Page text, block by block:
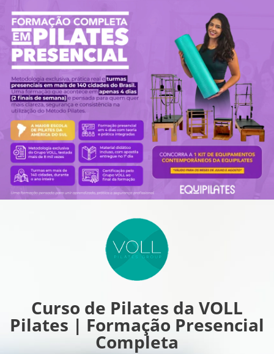
Curso de Pilates da VOLL
Pilates | Formação Presencial
Completa